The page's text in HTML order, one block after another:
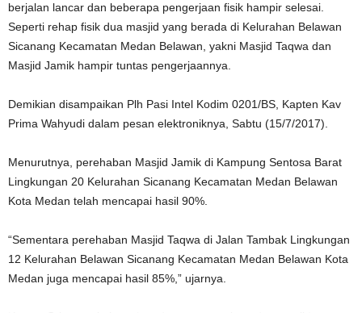
berjalan lancar dan beberapa pengerjaan fisik hampir selesai.
Seperti rehap fisik dua masjid yang berada di Kelurahan Belawan
Sicanang Kecamatan Medan Belawan, yakni Masjid Taqwa dan
Masjid Jamik hampir tuntas pengerjaannya.
Demikian disampaikan Plh Pasi Intel Kodim 0201/BS, Kapten Kav
Prima Wahyudi dalam pesan elektroniknya, Sabtu (15/7/2017).
Menurutnya, perehaban Masjid Jamik di Kampung Sentosa Barat
Lingkungan 20 Kelurahan Sicanang Kecamatan Medan Belawan
Kota Medan telah mencapai hasil 90%.
“Sementara perehaban Masjid Taqwa di Jalan Tambak Lingkungan
12 Kelurahan Belawan Sicanang Kecamatan Medan Belawan Kota
Medan juga mencapai hasil 85%,” ujarnya.